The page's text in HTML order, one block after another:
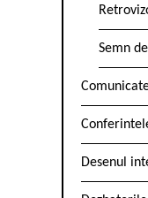
Semn
Desenul